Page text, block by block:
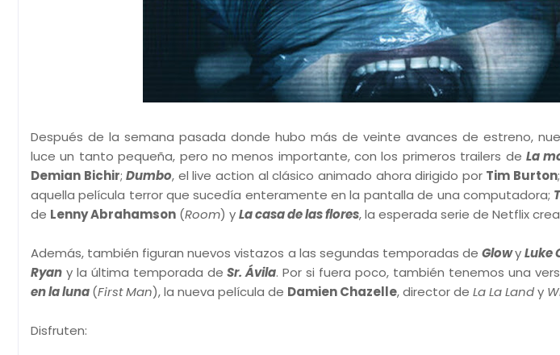
Después de la semana pasada donde hubo más de veinte avances de estreno,
luce un tanto pequeña, pero no menos importante, con los primeros trailers deLa
Demian Bichir;Dumbo, el live action al clásico animado ahora dirigido por Tim Burton;
aquella película terror que sucedía enteramente en la pantalla de una computadora;
de Lenny Abrahamson (Room) yLa casa de las flores, la esperada serie de Netflix
Además, también figuran nuevos vistazos a las segundas temporadas deGlowyLuke
Ryan y la última temporada deSr. Ávila. Por si fuera poco, también tenemos una
en la luna(First Man), la nueva película de Damien Chazelle, director de La La Landy
Disfruten: